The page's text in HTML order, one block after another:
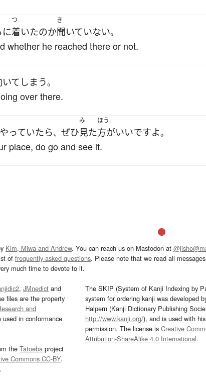
に
つ
着いたのか
き
聞いていない。
whether he reached there or not.
いて しまう。
over there.
やっていたら、 ぜひ
み
見た
ほう
方がいいですよ。
place, do go and see it.
Kim, Miwa and Andrew. You can reach us on Mastodon at
of frequently asked questions. Please note that we read all
much time to devote to it.
, JMnedict and
files are the property
and
used in conformance
the Tatoeba project
Commons CC-BY.
The SKIP (System of Kanji Indexing by
system for ordering kanji was developed
Halpern (Kanji Dictionary Publishing
http://www.kanji.org/), and is used with his
permission. The license isCreative
Attribution-ShareAlike 4.0 International.